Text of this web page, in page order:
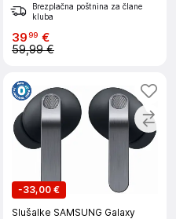
Brezplačna poštnina za člane
kluba
3999 €
59,99 €
-33,00 €
Slušalke SAMSUNG Galaxy